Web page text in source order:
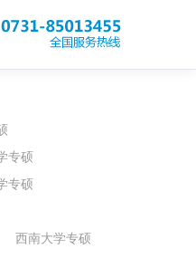
专硕
专硕
西南大学专硕